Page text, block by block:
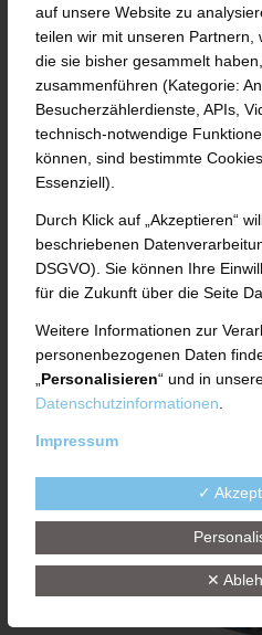
DIE
UTH
auf unsere Website zu
teilen wir mit unseren Partnern,
die sie bisher gesammelt
zusammenführen (Kategorie:
Besucherzählerdienste, APIs,
technisch-notwendige
können, sind bestimmte
Essenziell).
Durch Klick auf „Akzeptieren“
beschriebenen
DSGVO). Sie können Ihre
für die Zukunft über die Seite
Weitere Informationen zur
personenbezogenen Daten
„Personalisieren“ und in
Datenschutzinformationen.
Impressum
✓
✕